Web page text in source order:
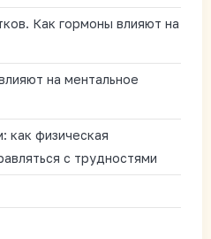
Как гормоны влияют на
на ментальное
как физическая
с трудностями